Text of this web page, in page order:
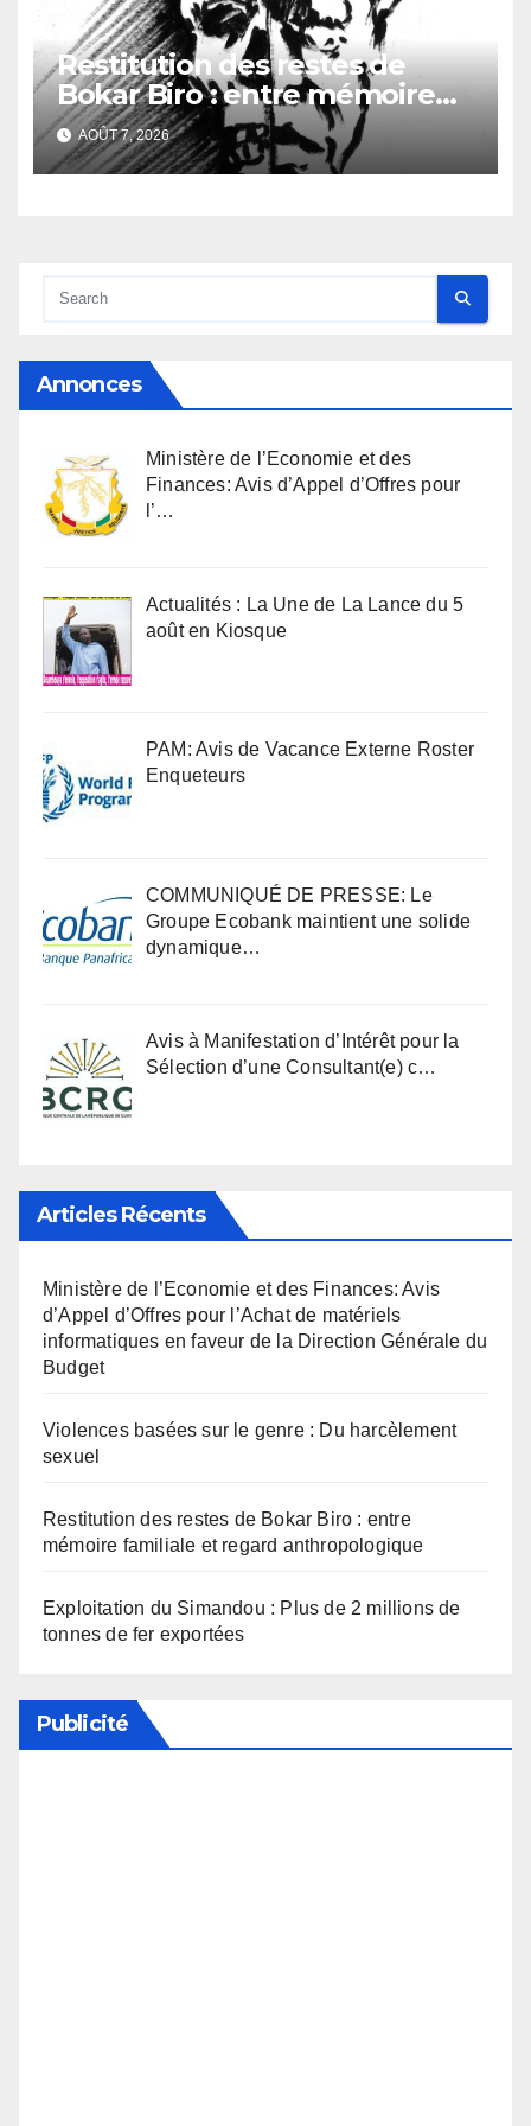
Restitution des restes de
Bokar Biro : entre mémoire
familiale et regard
anthropologique
AOÛT 7, 2026
Annonces
Ministère de l’Economie et des
Finances: Avis d’Appel d’Offres pour
l’…
Actualités : La Une de La Lance du 5
août en Kiosque
PAM: Avis de Vacance Externe Roster
Enqueteurs
COMMUNIQUÉ DE PRESSE: Le
Groupe Ecobank maintient une solide
dynamique…
Avis à Manifestation d’Intérêt pour la
Sélection d’une Consultant(e) c…
Articles Récents
Ministère de l’Economie et des Finances: Avis
d’Appel d’Offres pour l’Achat de matériels
informatiques en faveur de la Direction Générale du
Budget
Violences basées sur le genre : Du harcèlement
sexuel
Restitution des restes de Bokar Biro : entre
mémoire familiale et regard anthropologique
Exploitation du Simandou : Plus de 2 millions de
tonnes de fer exportées
Publicité